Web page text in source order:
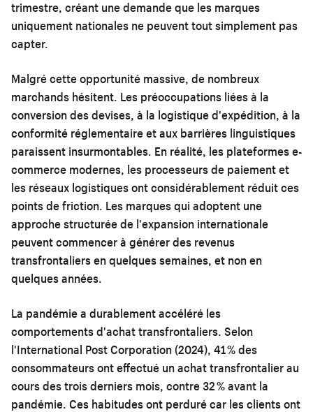
trimestre, créant une demande que les marques
uniquement nationales ne peuvent tout simplement pas
capter.
Malgré cette opportunité massive, de nombreux
marchands hésitent. Les préoccupations liées à la
conversion des devises, à la logistique d'expédition, à la
conformité réglementaire et aux barrières linguistiques
paraissent insurmontables. En réalité, les plateformes e-
commerce modernes, les processeurs de paiement et
les réseaux logistiques ont considérablement réduit ces
points de friction. Les marques qui adoptent une
approche structurée de l'expansion internationale
peuvent commencer à générer des revenus
transfrontaliers en quelques semaines, et non en
quelques années.
La pandémie a durablement accéléré les
comportements d'achat transfrontaliers. Selon
l'International Post Corporation (2024), 41 % des
consommateurs ont effectué un achat transfrontalier au
cours des trois derniers mois, contre 32 % avant la
pandémie. Ces habitudes ont perduré car les clients ont